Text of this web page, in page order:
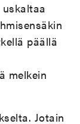
päällä
melkein
Jotain